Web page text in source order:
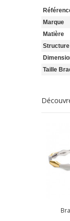
Marque
Matière
Structure
Taille